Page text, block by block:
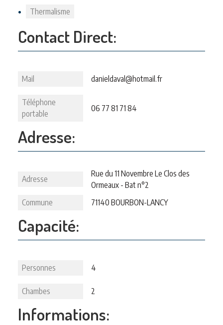
Thermalisme
Contact Direct:
Mail danieldaval@hotmail.fr
Téléphone
portable
06 77 81 71 84
Adresse:
Adresse
Rue du 11 Novembre Le Clos des
Ormeaux - Bat n°2
Commune
71140 BOURBON-LANCY
Capacité:
Personnes 4
Chambes 2
Informations: